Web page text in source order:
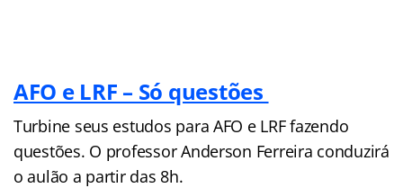
AFO e LRF – Só questões
Turbine seus estudos para AFO e LRF fazendo
questões. O professor Anderson Ferreira conduzirá
o aulão a partir das 8h.